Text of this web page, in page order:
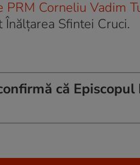
PRM Corneliu Vadim
Înălţarea Sfintei Cruci.
că